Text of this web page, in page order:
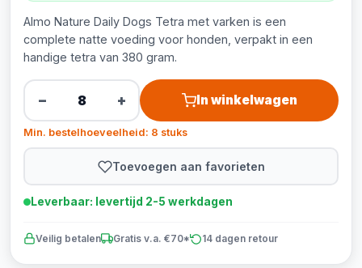
Almo Nature Daily Dogs Tetra met varken is een
complete natte voeding voor honden, verpakt in een
handige tetra van 380 gram.
− + In winkelwagen
Min. bestelhoeveelheid: 8 stuks
Toevoegen aan favorieten
Leverbaar: levertijd 2-5 werkdagen
Veilig betalen Gratis v.a. €70* 14 dagen retour